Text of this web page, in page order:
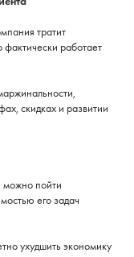
тратит
фактически работает
скидках и развитии
можно пойти
его задач
ухудшить экономику